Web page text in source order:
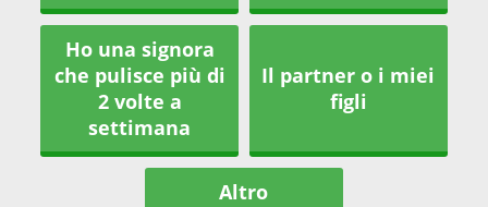
Ho una signora
che pulisce più di
2 volte a
settimana
Il partner o i miei
figli
Altro